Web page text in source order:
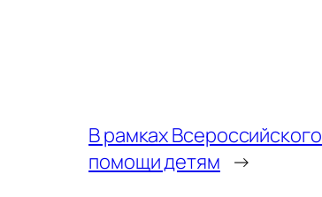
В рамках
помощи детям →